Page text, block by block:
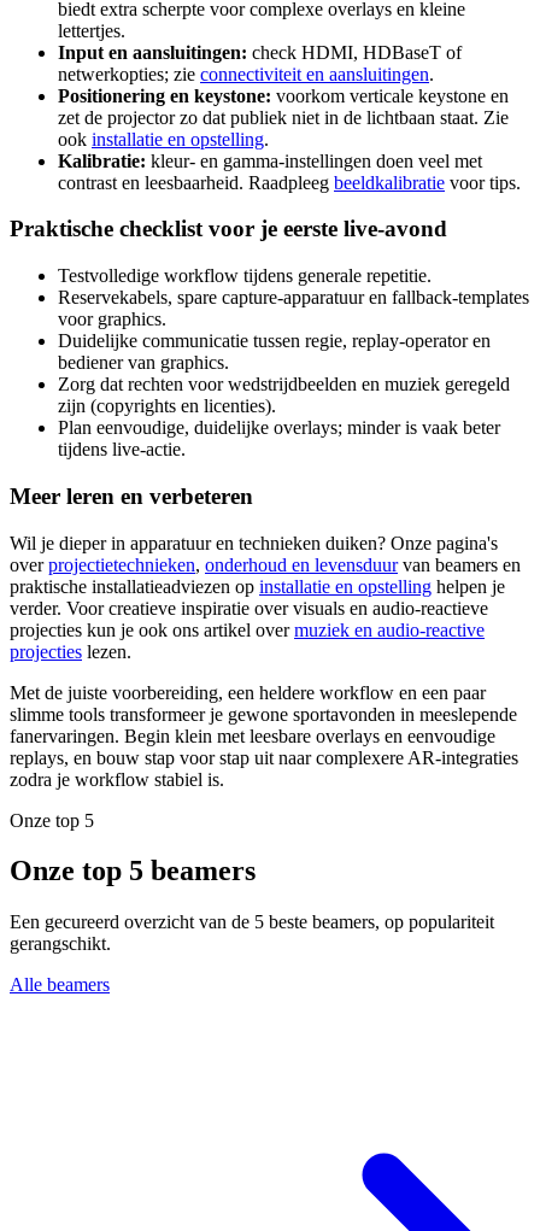
biedt extra scherpte voor complexe overlays en kleine
lettertjes.
Input en aansluitingen: check HDMI, HDBaseT of
netwerkopties; zie connectiviteit en aansluitingen.
Positionering en keystone: voorkom verticale keystone en
zet de projector zo dat publiek niet in de lichtbaan staat. Zie
ook installatie en opstelling.
Kalibratie: kleur- en gamma‑instellingen doen veel met
contrast en leesbaarheid. Raadpleeg beeldkalibratie voor tips.
Praktische checklist voor je eerste live‑avond
Testvolledige workflow tijdens generale repetitie.
Reservekabels, spare capture‑apparatuur en fallback‑templates
voor graphics.
Duidelijke communicatie tussen regie, replay‑operator en
bediener van graphics.
Zorg dat rechten voor wedstrijdbeelden en muziek geregeld
zijn (copyrights en licenties).
Plan eenvoudige, duidelijke overlays; minder is vaak beter
tijdens live‑actie.
Meer leren en verbeteren
Wil je dieper in apparatuur en technieken duiken? Onze pagina's
overprojectietechnieken, onderhoud en levensduurvan beamers en
praktische installatieadviezen op installatie en opstelling helpen je
verder. Voor creatieve inspiratie over visuals en audio‑reactieve
projecties kun je ook ons artikel overmuziek en audio‑reactive
projecties lezen.
Met de juiste voorbereiding, een heldere workflow en een paar
slimme tools transformeer je gewone sportavonden in meeslepende
fanervaringen. Begin klein met leesbare overlays en eenvoudige
replays, en bouw stap voor stap uit naar complexere AR‑integraties
zodra je workflow stabiel is.
Onze top 5
Onze top 5 beamers
Een gecureerd overzicht van de 5 beste beamers, op populariteit
gerangschikt.
Alle beamers